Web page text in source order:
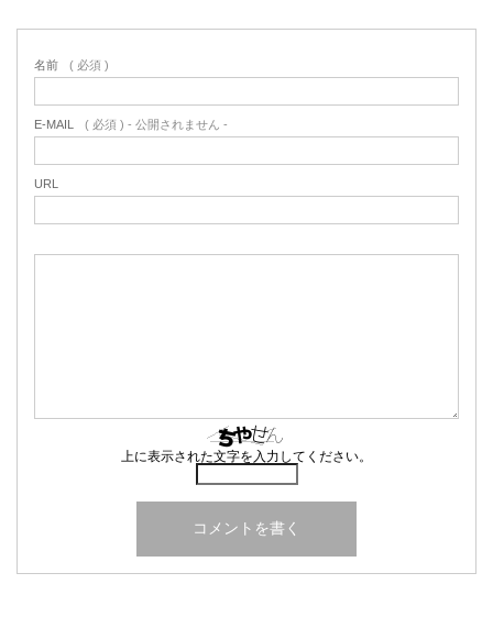
名前 ( 必須 )
E-MAIL ( 必須 ) - 公開されません -
URL
上に表示された文字を入力してください。